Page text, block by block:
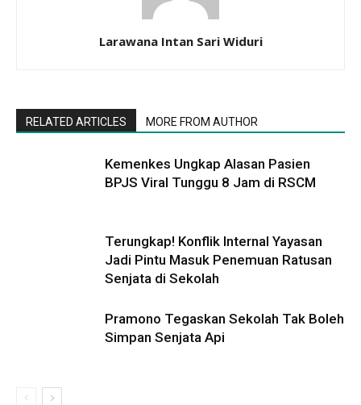
Larawana Intan Sari Widuri
RELATED ARTICLES MORE FROM AUTHOR
Kemenkes Ungkap Alasan Pasien
BPJS Viral Tunggu 8 Jam di RSCM
Terungkap! Konflik Internal Yayasan
Jadi Pintu Masuk Penemuan Ratusan
Senjata di Sekolah
Pramono Tegaskan Sekolah Tak Boleh
Simpan Senjata Api